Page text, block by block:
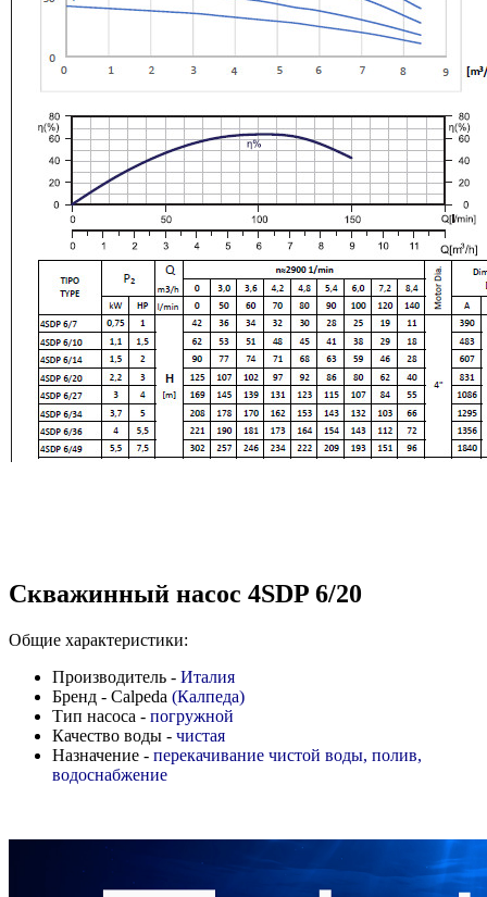
Скважинный насос 4SDP 6/20
Общие характеристики:
Производитель - Италия
Бренд - Calpeda (Калпеда)
Тип насоса - погружной
Качество воды - чистая
Назначение - перекачивание чистой воды, полив,
водоснабжение